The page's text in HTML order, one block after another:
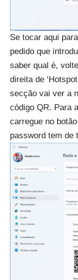
Se tocar aqui
pedido que
saber qual é,
direita de
secção vai ver a
código QR. Para
carregue no
password tem de